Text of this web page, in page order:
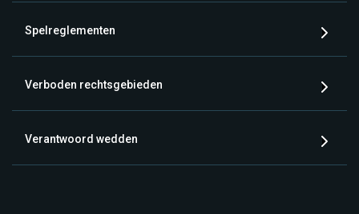
Spelreglementen
Verboden rechtsgebieden
Verantwoord wedden